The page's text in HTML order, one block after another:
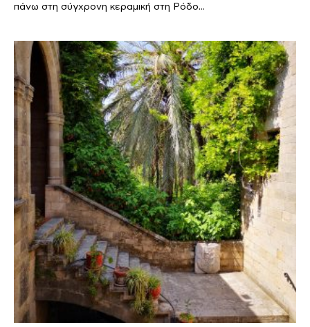
πάνω στη σύγχρονη κεραμική στη Ρόδο...